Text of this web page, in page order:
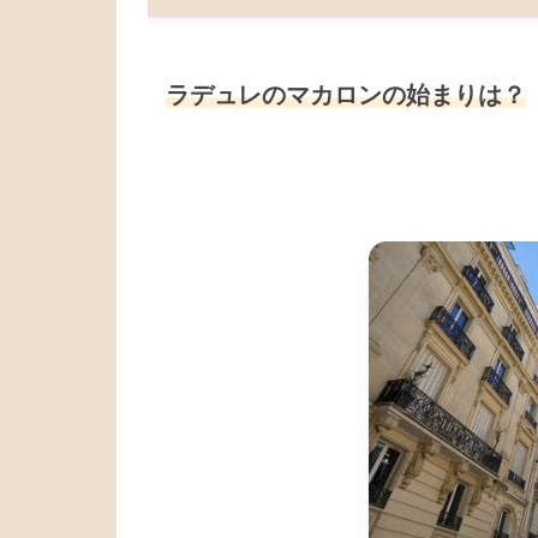
ラデュレのマカロンの始まりは？